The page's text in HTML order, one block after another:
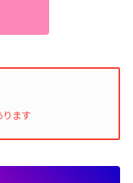
ます